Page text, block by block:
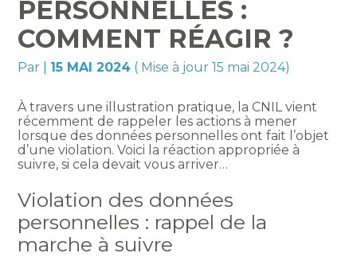
PERSONNELLES :
COMMENT RÉAGIR ?
Par 15 MAI 2024 ( Mise à jour 15 mai 2024)
À travers une illustration pratique, la CNIL vient
récemment de rappeler les actions à mener
lorsque des données personnelles ont fait l’objet
d’une violation. Voici la réaction appropriée à
suivre, si cela devait vous arriver…
Violation des données
personnelles : rappel de la
marche à suivre